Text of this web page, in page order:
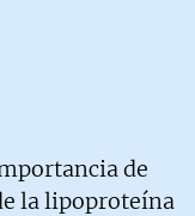
de
la lipoproteína